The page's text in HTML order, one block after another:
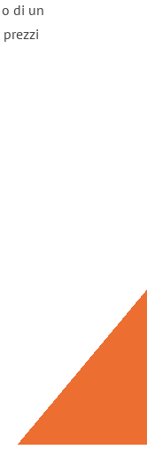
di un